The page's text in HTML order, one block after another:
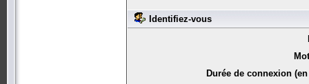
Identifiez-vous
Durée de connexion